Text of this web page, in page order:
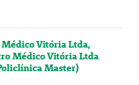
Vitória Ltda,
Médico Vitória Ltda
Master)